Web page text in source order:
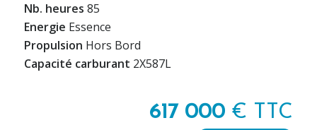
Nb. heures 85
Energie Essence
Propulsion Hors Bord
Capacité carburant 2X587L
617 000 € TTC